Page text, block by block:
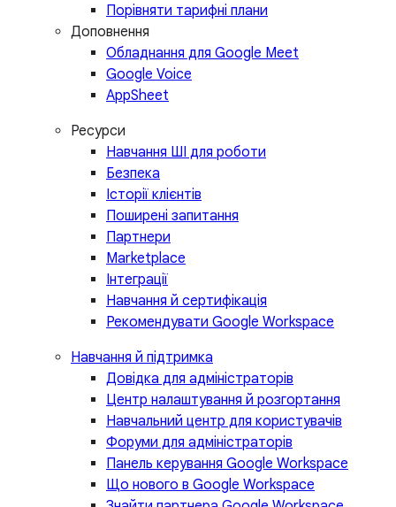
Порівняти тарифні плани
Доповнення
Обладнання для Google Meet
Google Voice
AppSheet
Ресурси
Навчання ШІ для роботи
Безпека
Історії клієнтів
Поширені запитання
Партнери
Marketplace
Інтеграції
Навчання й сертифікація
Рекомендувати Google Workspace
Навчання й підтримка
Довідка для адміністраторів
Центр налаштування й розгортання
Навчальний центр для користувачів
Форуми для адміністраторів
Панель керування Google Workspace
Що нового в Google Workspace